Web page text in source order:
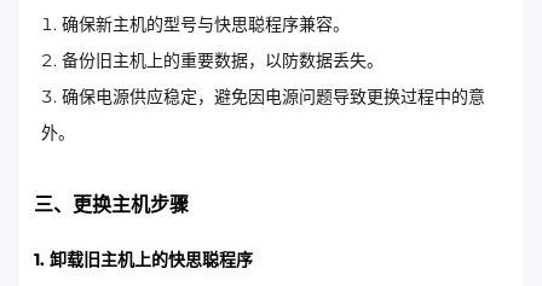
确保新主机的型号与快思聪程序兼容。
备份旧主机上的重要数据，以防数据丢失。
确保电源供应稳定，避免因电源问题导致更换过程中的意
外。
三、更换主机步骤
1. 卸载旧主机上的快思聪程序